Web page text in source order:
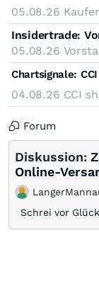
05.08.26
Insidertrade:
05.08.26
Chartsignale:
04.08.26 CCI
Forum
Diskussion:
Online-
Schrei vor